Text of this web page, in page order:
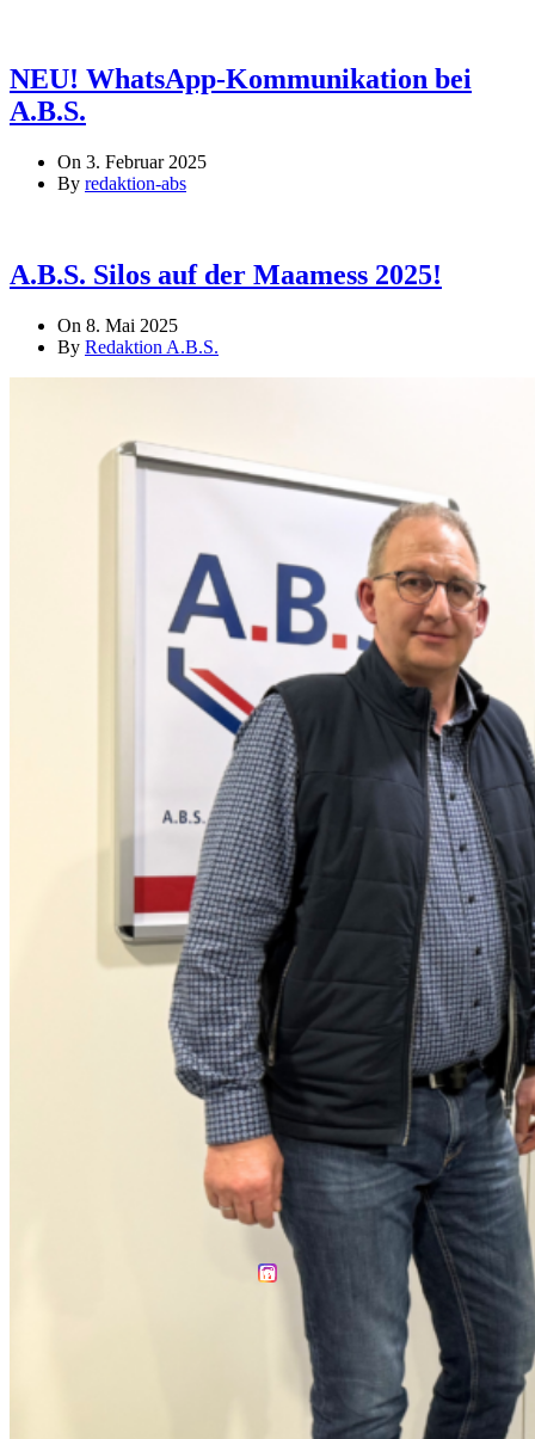
NEU! WhatsApp-Kommunikation bei
A.B.S.
On 3. Februar 2025
By redaktion-abs
A.B.S. Silos auf der Maamess 2025!
On 8. Mai 2025
By Redaktion A.B.S.